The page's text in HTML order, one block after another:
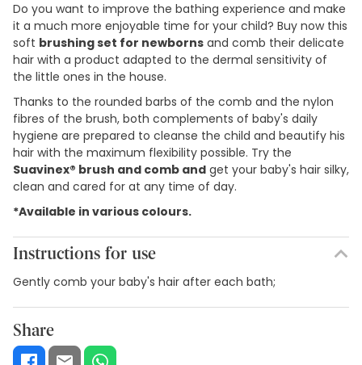
Do you want to improve the bathing experience and make
it a much more enjoyable time for your child? Buy now this
soft brushing set for newborns and comb their delicate
hair with a product adapted to the dermal sensitivity of
the little ones in the house.
Thanks to the rounded barbs of the comb and the nylon
fibres of the brush, both complements of baby's daily
hygiene are prepared to cleanse the child and beautify his
hair with the maximum flexibility possible. Try the
Suavinex® brush and comb and get your baby's hair silky,
clean and cared for at any time of day.
*Available in various colours.
Instructions for use
Gently comb your baby's hair after each bath;
Share